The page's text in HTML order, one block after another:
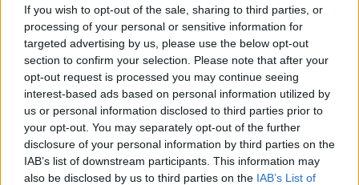
If you wish to opt-out of the sale, sharing to third parties, or
processing of your personal or sensitive information for
targeted advertising by us, please use the below opt-out
section to confirm your selection. Please note that after your
opt-out request is processed you may continue seeing
interest-based ads based on personal information utilized by
us or personal information disclosed to third parties prior to
your opt-out. You may separately opt-out of the further
disclosure of your personal information by third parties on the
IAB’s list of downstream participants. This information may
also be disclosed by us to third parties on the IAB’s List of
Ο γέρος φρόντιζε πολύ όλα τα ζώα του: το άλογο, την
αγελάδα, το πρόβατο, το γουρουνάκι και τον κόκορα.
Τα τάιζε και καθάριζε τον στάβλο κάθε μέρα. Το
βράδυ, όταν τέλειωνε τη δουλειά του γύριζε στο σπίτι
του. Καθόταν στην πολυθρόνα του, έπινε ένα φλυτζάνι
τίλιο κι έτρωγε μια φέτα ψωμί με μέλι. Ένα βράδυ,